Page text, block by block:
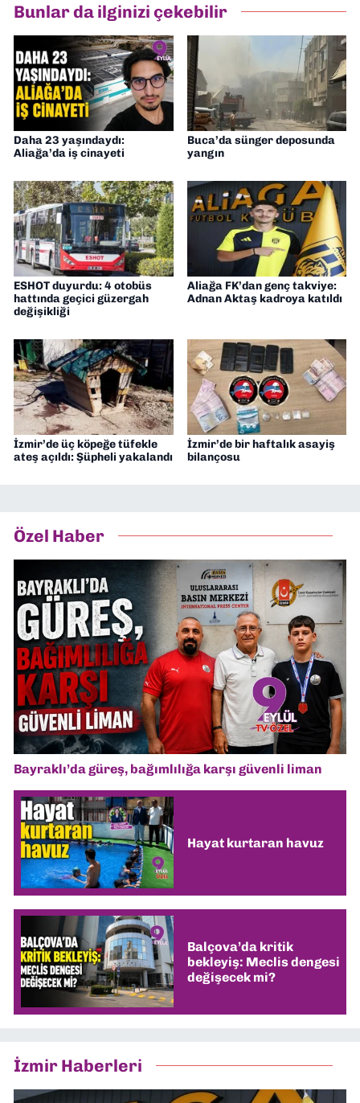
Gazetesi'nde editörlük yapıyorum
Bunlar da ilginizi çekebilir
Daha 23 yaşındaydı:
Aliağa’da iş cinayeti
Buca’da sünger deposunda
yangın
ESHOT duyurdu: 4 otobüs
hattında geçici güzergah
değişikliği
Aliağa FK’dan genç takviye:
Adnan Aktaş kadroya katıldı
İzmir’de üç köpeğe tüfekle
ateş açıldı: Şüpheli yakalandı
İzmir’de bir haftalık asayiş
bilançosu
Özel Haber
Bayraklı’da güreş, bağımlılığa karşı güvenli liman
Hayat kurtaran havuz
Balçova’da kritik
bekleyiş: Meclis dengesi
değişecek mi?
İzmir Haberleri